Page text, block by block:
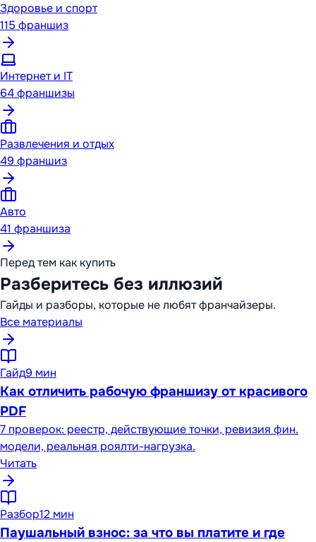
Здоровье и спорт
115 франшиз
Интернет и IT
64франшизы
Развлечения и отдых
49 франшиз
Авто
41 франшиза
Перед тем как купить
Разберитесь без иллюзий
Гайды и разборы, которые не любят франчайзеры.
Все материалы
Гайд9 мин
Как отличить рабочую франшизу от красивого
PDF
7 проверок: реестр, действующие точки, ревизия фин.
модели, реальная роялти-нагрузка.
Читать
Разбор12 мин
Паушальный взнос: за что вы платите и где